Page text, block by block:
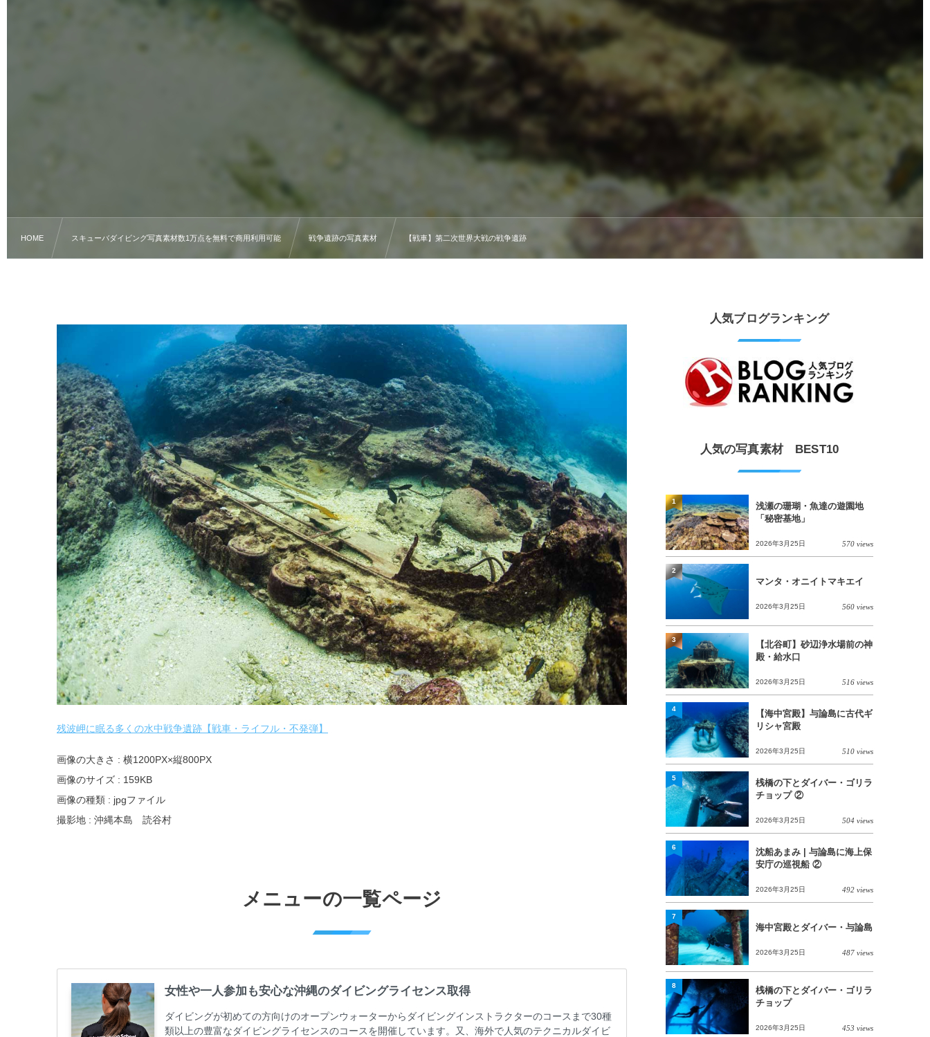
HOME スキューバダイビング写真素材数1万点を無料で商用利用可能 戦争遺跡の写真素材 【戦車】第二次世界大戦の戦争遺跡
残波岬に眠る多くの水中戦争遺跡【戦車・ライフル・不発弾】
画像の大きさ : 横1200PX×縦800PX
画像のサイズ : 159KB
画像の種類 : jpgファイル
撮影地 : 沖縄本島 読谷村
メニューの一覧ページ
女性や一人参加も安心な沖縄のダイビングライセンス取得
ダイビングが初めての方向けのオープンウォーターからダイビングインストラクターのコースまで30種
類以上の豊富なダイビングライセンスのコースを開催しています。又、海外で人気のテクニカルダイビ
人気ブログランキング
人気の写真素材 BEST10
浅瀬の珊瑚・魚達の遊園地
「秘密基地」
2026年3月25日 570 views
1
マンタ・オニイトマキエイ
2026年3月25日 560 views
2
【北谷町】砂辺浄水場前の神
殿・給水口
2026年3月25日 516 views
3
【海中宮殿】与論島に古代ギ
リシャ宮殿
2026年3月25日 510 views
4
桟橋の下とダイバー・ゴリラ
チョップ ②
2026年3月25日 504 views
5
沈船あまみ | 与論島に海上保
安庁の巡視船 ②
2026年3月25日 492 views
6
海中宮殿とダイバー・与論島
2026年3月25日 487 views
7
桟橋の下とダイバー・ゴリラ
チョップ
2026年3月25日 453 views
8